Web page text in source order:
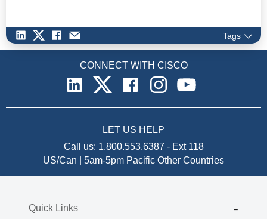
Tags
CONNECT WITH CISCO
LET US HELP
Call us: 1.800.553.6387 - Ext 118
US/Can | 5am-5pm Pacific Other Countries